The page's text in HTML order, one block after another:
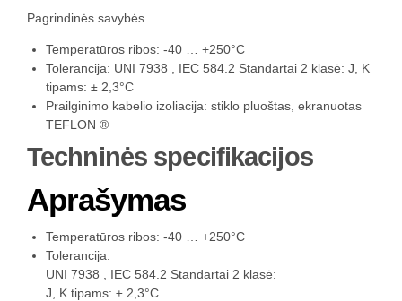
Pagrindinės savybės
Temperatūros ribos: -40 … +250°C
Tolerancija: UNI 7938 , IEC 584.2 Standartai 2 klasė: J, K
tipams: ± 2,3°C
Prailginimo kabelio izoliacija: stiklo pluoštas, ekranuotas
TEFLON ®
Techninės specifikacijos
Aprašymas
Temperatūros ribos: -40 … +250°C
Tolerancija:
UNI 7938 , IEC 584.2 Standartai 2 klasė:
J, K tipams: ± 2,3°C